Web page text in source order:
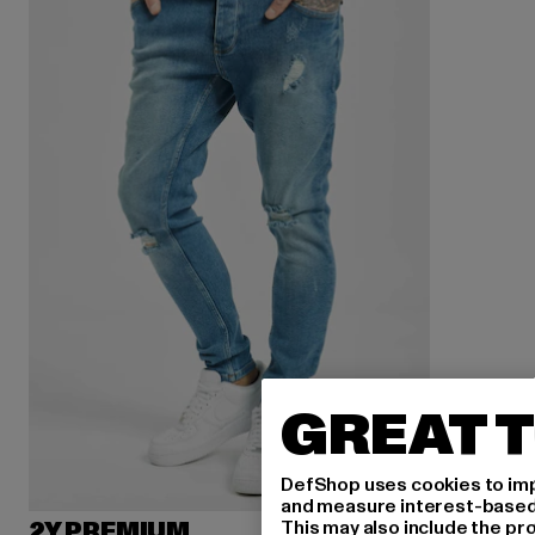
GREAT
DefShop uses cookies to
and measure interest-
This may also include the